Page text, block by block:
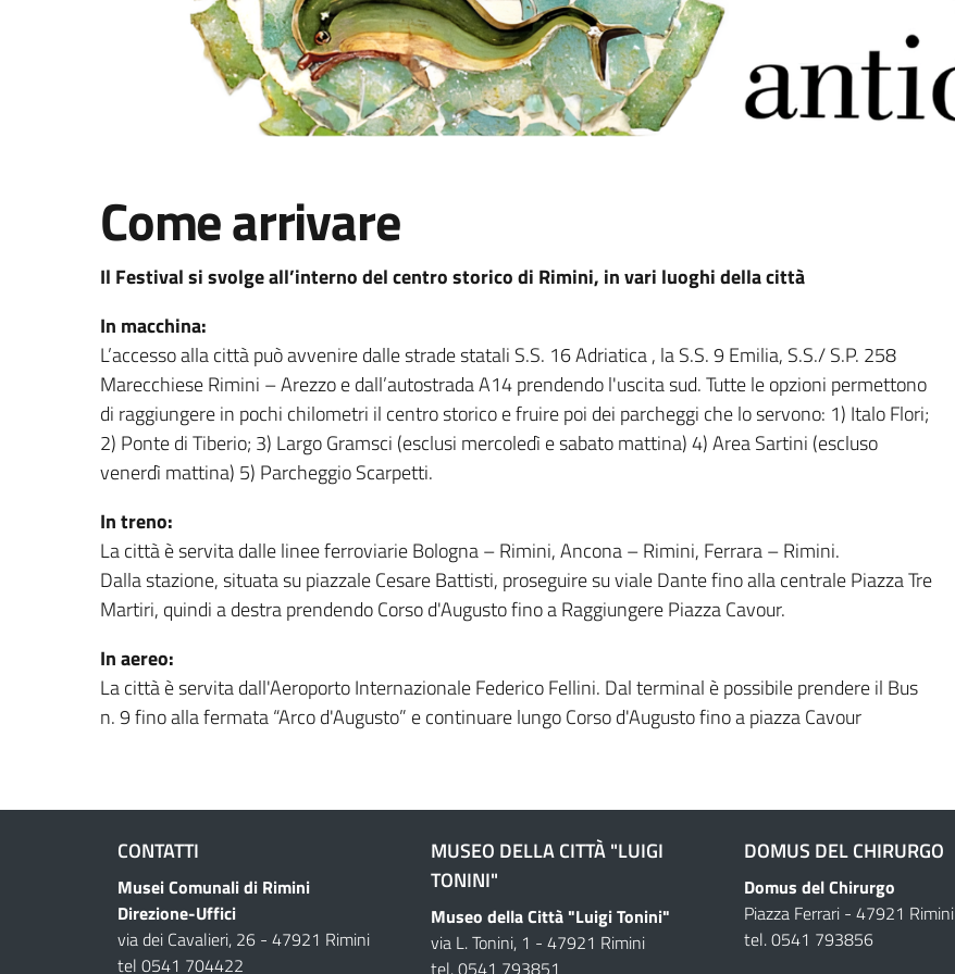
Come arrivare
Il Festival si svolge all’interno del centro storico di Rimini, in vari luoghi della città
In macchina:
L’accesso alla città può avvenire dalle strade statali S.S. 16 Adriatica , la S.S. 9 Emilia, S.S./ S.P. 258
Marecchiese Rimini – Arezzo e dall’autostrada A14 prendendo l'uscita sud. Tutte le opzioni permettono
di raggiungere in pochi chilometri il centro storico e fruire poi dei parcheggi che lo servono: 1) Italo Flori;
2) Ponte di Tiberio; 3) Largo Gramsci (esclusi mercoledì e sabato mattina) 4) Area Sartini (escluso
venerdì mattina) 5) Parcheggio Scarpetti.
In treno:
La città è servita dalle linee ferroviarie Bologna – Rimini, Ancona – Rimini, Ferrara – Rimini.
Dalla stazione, situata su piazzale Cesare Battisti, proseguire su viale Dante fino alla centrale Piazza Tre
Martiri, quindi a destra prendendo Corso d'Augusto fino a Raggiungere Piazza Cavour.
In aereo:
La città è servita dall'Aeroporto Internazionale Federico Fellini. Dal terminal è possibile prendere il Bus
n. 9 fino alla fermata “Arco d'Augusto” e continuare lungo Corso d'Augusto fino a piazza Cavour
CONTATTI
Musei Comunali di Rimini
Direzione-Uffici
via dei Cavalieri, 26 - 47921 Rimini
tel 0541 704422
MUSEO DELLA CITTÀ "LUIGI
TONINI"
Museo della Città "Luigi Tonini"
via L. Tonini, 1 - 47921 Rimini
tel. 0541 793851
DOMUS DEL CHIRURGO
Domus del Chirurgo
Piazza Ferrari - 47921 Rimini
tel. 0541 793856